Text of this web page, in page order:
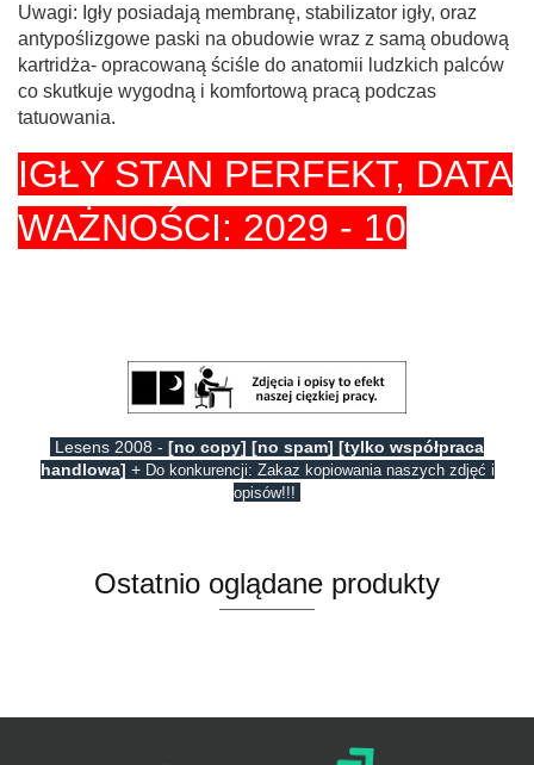
Uwagi: Igły posiadają membranę, stabilizator igły, oraz
antypoślizgowe paski na obudowie wraz z samą obudową
kartridża- opracowaną ściśle do anatomii ludzkich palców
co skutkuje wygodną i komfortową pracą podczas
tatuowania.
IGŁY STAN PERFEKT, DATA
WAŻNOŚCI: 2029 - 10
Lesens 2008 - [no copy] [no spam] [tylko współpraca
handlowa] + Do konkurencji: Zakaz kopiowania naszych zdjęć i
opisów!!!
Ostatnio oglądane produkty